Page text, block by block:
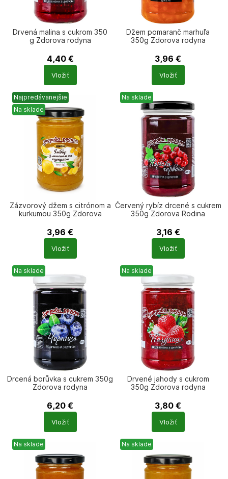
Drvená malina s cukrom 350
g Zdorova rodyna
4,40 €
Počet
produktů
Vložiť
Džem pomaranč marhuľa
350g Zdorova rodyna
3,96 €
Počet
produktů
Vložiť
Najpredávanejšie
Na sklade
Zázvorový džem s citrónom a
kurkumou 350g Zdorova
3,96 €
Počet
produktů
Vložiť
Na sklade
Červený rybíz drcené s cukrem
350g Zdorova Rodina
3,16 €
Počet
produktů
Vložiť
Na sklade
Drcená borůvka s cukrem 350g
Zdorova rodyna
6,20 €
Počet
produktů
Vložiť
Na sklade
Drvené jahody s cukrom
350g Zdorova rodyna
3,80 €
Počet
produktů
Vložiť
Na sklade Na sklade